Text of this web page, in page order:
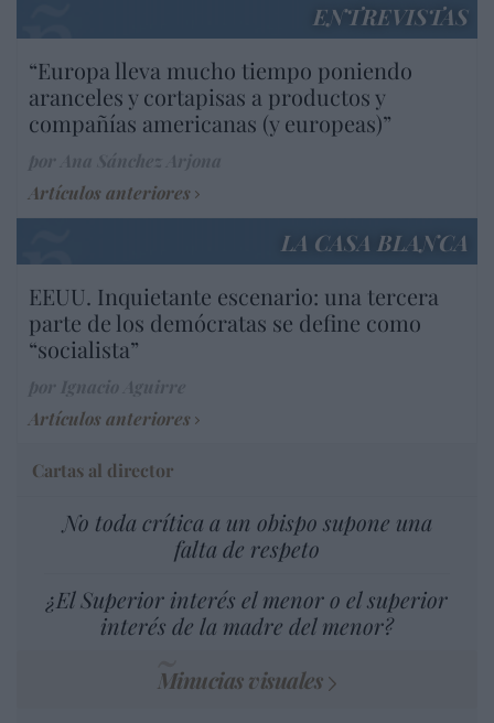
ENTREVISTAS
“Europa lleva mucho tiempo poniendo
aranceles y cortapisas a productos y
compañías americanas (y europeas)”
Artículos anteriores
LA CASA BLANCA
EEUU. Inquietante escenario: una tercera
parte de los demócratas se define como
“socialista”
Artículos anteriores
Cartas al director
No toda crítica a un obispo supone una
falta de respeto
¿El Superior interés el menor o el superior
interés de la madre del menor?
Minucias visuales